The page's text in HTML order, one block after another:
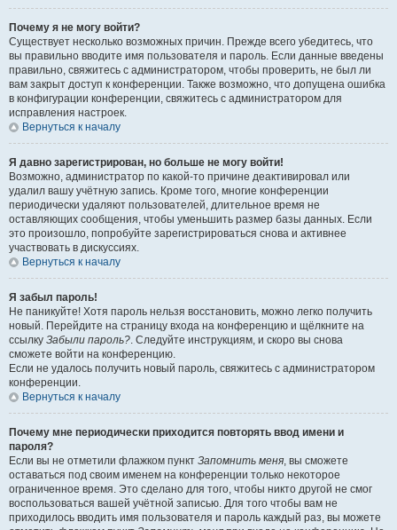
Почему я не могу войти?
Существует несколько возможных причин. Прежде всего убедитесь, что
вы правильно вводите имя пользователя и пароль. Если данные введены
правильно, свяжитесь с администратором, чтобы проверить, не был ли
вам закрыт доступ к конференции. Также возможно, что допущена ошибка
в конфигурации конференции, свяжитесь с администратором для
исправления настроек.
Вернуться к началу
Я давно зарегистрирован, но больше не могу войти!
Возможно, администратор по какой-то причине деактивировал или
удалил вашу учётную запись. Кроме того, многие конференции
периодически удаляют пользователей, длительное время не
оставляющих сообщения, чтобы уменьшить размер базы данных. Если
это произошло, попробуйте зарегистрироваться снова и активнее
участвовать в дискуссиях.
Вернуться к началу
Я забыл пароль!
Не паникуйте! Хотя пароль нельзя восстановить, можно легко получить
новый. Перейдите на страницу входа на конференцию и щёлкните на
ссылку Забыли пароль?. Следуйте инструкциям, и скоро вы снова
сможете войти на конференцию.
Если не удалось получить новый пароль, свяжитесь с администратором
конференции.
Вернуться к началу
Почему мне периодически приходится повторять ввод имени и
пароля?
Если вы не отметили флажком пункт Запомнить меня, вы сможете
оставаться под своим именем на конференции только некоторое
ограниченное время. Это сделано для того, чтобы никто другой не смог
воспользоваться вашей учётной записью. Для того чтобы вам не
приходилось вводить имя пользователя и пароль каждый раз, вы можете